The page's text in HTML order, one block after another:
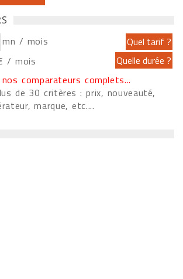
mn / mois
/ mois
comparateurs complets...
de 30 critères : prix, nouveauté,
marque, etc....